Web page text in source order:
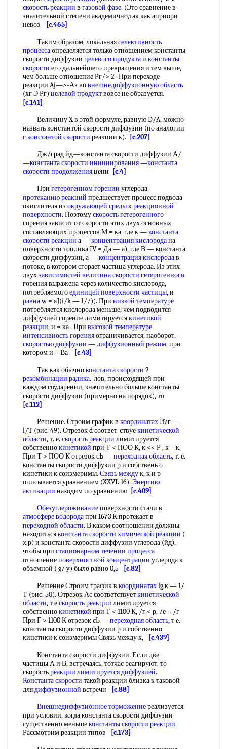
скорость реакции в газовой фазе. (Это сравнение в
значительной степени академично,так как априори
невоз-
[c.465]
Таким образом, локальнаяселективность
процессаопределяется только отношением константы
скорости диффузии целевого продуктаи константы
скорости его дальнейшего превращения и тем выше,
чем больше отношение Рг/> 2- При переходе
реакции Aj—>-Аз вовнешнедиффузионную область
(хг Э Рг) целевой продуктвовсе не образуется.
[c.141]
Величину X в этой формуле, равную D/A, можно
назвать константой скорости диффузии (по аналогии
сконстантой скорости реакции к).
[c.207]
Дж/град йд—константа скорости диффузии А/
—константа скорости инициирования—константа
скорости продолженияцени
[c.4]
При гетерогенном горении углерода
протеканию реакций предшествует процесс подвода
окислителя из окружающей средыкреакционной
поверхности. Поэтомускорость гетерогенного
горения зависит от скорости этих двух основных
составляющих процессов М = ка, где к —константа
скорости реакции а —концентрация кислородана
поверхности топлива IV = Да — а), где В — константа
скорости диффузии, а —концентрация кислородав
потоке, в котором сгорает частица углерода. Из этих
двухзависимостей величинаскорости гетерогенного
горения выражена через количество кислорода,
потребляемогоединицей поверхности частицы, и
равнаw = aJ(i/k — 1//)). При низкой температуре
потребляется кислорода меньше, чем подводится
диффузией горение лимитируетсякинетикой
реакции, и = ка . При высокой температуре
интенсивность горенияограничивается, наоборот,
скоростью диффузии —диффузионный режим, при
котором и = Ва .
[c.43]
Так как обычноконстанта скорости 2
рекомбинации радика.-лов, происходящей при
каждом соударении, значительно больше константы
скорости диффузии (примерно на порядок), то
[c.112]
Решение. Строим график в координатахIf/г —
l/T (рис. 49). Отрезок d соответ-ствуекинетической
области, т. е. скорость реакции лимитируется
собственнокинетикой при Т < ПОО К, к << Р , к = к.
При Т > ПОО К отрезок сЬ —переходная область, т. е.
константы скорости диффузии р и собгтвень о
кинетики к соизмеримы. Связь междук, к и р
описывается уравнением (XXVI. 16). Энергию
активации находим по уравнению [c.409]
Обезуглероживаниеповерхности стали в
атмосфере водородапри 1673 К протекает в
переходной области. В каком соотношении должны
находитьсяконстанта скорости химической реакции (
х.р) и константа скорости диффузии углерода (йд),
чтобы при стационарном течении процесса
отношениеповерхностной концентрации углерода к
объемной ( g/ y) было равно 0,5
[c.82]
Решение Строим график в координатахlg к — 1/
Т (рис. 50). Отрезок Ас соответствуеткинетической
области, т ескорость реакции лимитируется
собственнокинетикой при Т < 1100 К, /г < р, /е = /г
При Г > 1100 К отрезок сЬ —переходная область, т е.
константы скорости диффузии р и собственно
кинетики к соизмеримы Связь между к,
[c.439]
Константа скорости диффузии. Если две
частицы А и В, встречаясь, тотчас реагируют, то
скоростьреакции лимитируется диффузией.
Константа скорости такой реакции близка к таковой
длядиффузионной встречи
[c.88]
Внешнедиффузионное торможениереализуется
при условии, когда константа скорости диффузии
существенно меньшеконстанты скорости реакции.
Рассмотрим реакции типов
[c.173]